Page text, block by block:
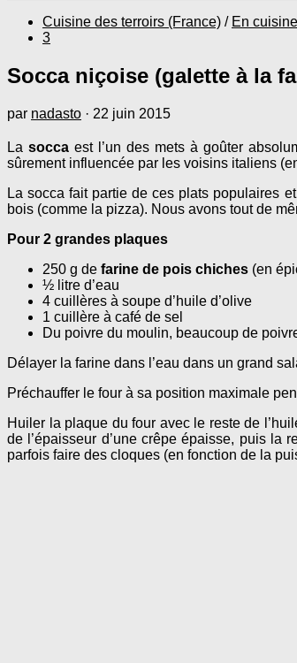
Cuisine des terroirs (France) / En cuisine
3
Socca niçoise (galette à la
par nadasto · 22 juin 2015
Lasocca est l’un des mets à goûter
sûrement influencée par les voisins italiens
La socca fait partie de ces plats populaires
bois (comme la pizza). Nous avons tout de
Pour 2 grandes plaques
250 g de farine de pois chiches (en
½ litre d’eau
4 cuillères à soupe d’huile d’olive
1 cuillère à café de sel
Du poivre du moulin, beaucoup de
Délayer la farine dans l’eau dans un grand
Préchauffer le four à sa position maximale
Huiler la plaque du four avec le reste de
de l’épaisseur d’une crêpe épaisse, puis la
parfois faire des cloques (en fonction de la